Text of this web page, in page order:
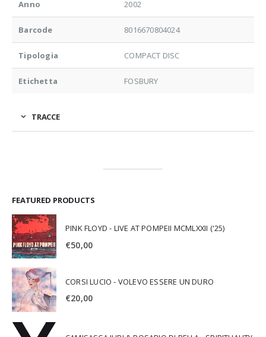
Anno 2002
Barcode 8016670804024
Tipologia COMPACT DISC
Etichetta FOSBURY
TRACCE
FEATURED PRODUCTS
PINK FLOYD - LIVE AT POMPEII MCMLXXII ('25)
€50,00
CORSI LUCIO - VOLEVO ESSERE UN DURO
€20,00